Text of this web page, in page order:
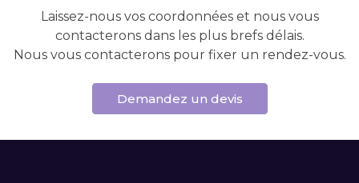
Laissez-nous vos coordonnées et nous vous
contacterons dans les plus brefs délais.
Nous vous contacterons pour fixer un rendez-vous.
Demandez un devis